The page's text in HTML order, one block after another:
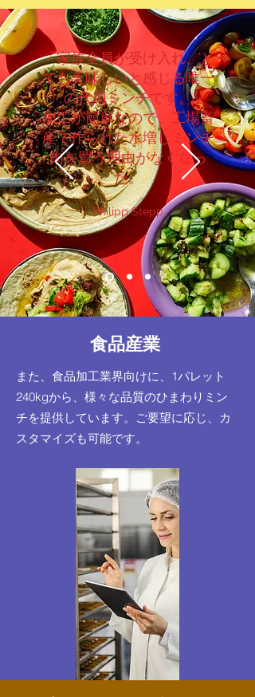
「家族全員が受け入れ、と
ても美味しいと感じる唯一
の代用ミンチです。
加工が簡単なので、工場畜
産で作られた水増しミンチ
肉を買う理由がなくなっ
た。
Philipp Stepp
食品産業
また、食品加工業界向けに、1パレット
240kgから、様々な品質のひまわりミン
チを提供しています。ご要望に応じ、カ
スタマイズも可能です。